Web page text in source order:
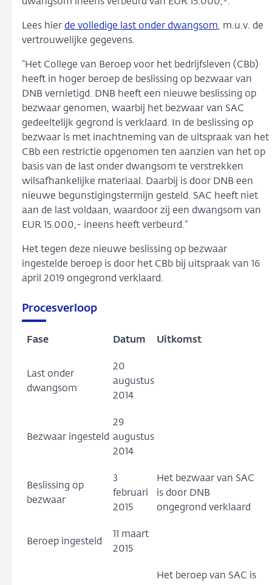
dwangsom ineens verbeurd van EUR 15.000,-.
Lees hier de volledige last onder dwangsom, m.u.v. de
vertrouwelijke gegevens.
“Het College van Beroep voor het bedrijfsleven (CBb)
heeft in hoger beroep de beslissing op bezwaar van
DNB vernietigd. DNB heeft een nieuwe beslissing op
bezwaar genomen, waarbij het bezwaar van SAC
gedeeltelijk gegrond is verklaard. In de beslissing op
bezwaar is met inachtneming van de uitspraak van het
CBb een restrictie opgenomen ten aanzien van het op
basis van de last onder dwangsom te verstrekken
wilsafhankelijke materiaal. Daarbij is door DNB een
nieuwe begunstigingstermijn gesteld. SAC heeft niet
aan de last voldaan, waardoor zij een dwangsom van
EUR 15.000,- ineens heeft verbeurd.”
Het tegen deze nieuwe beslissing op bezwaar
ingestelde beroep is door het CBb bij uitspraak van 16
april 2019 ongegrond verklaard.
Procesverloop
Fase Datum Uitkomst
Last onder
dwangsom
20
augustus
2014
Bezwaar ingesteld
29
augustus
2014
Beslissing op
bezwaar
3
februari
2015
Het bezwaar van SAC
is door DNB
ongegrond verklaard
Beroep ingesteld
11 maart
2015
Het beroep van SAC is